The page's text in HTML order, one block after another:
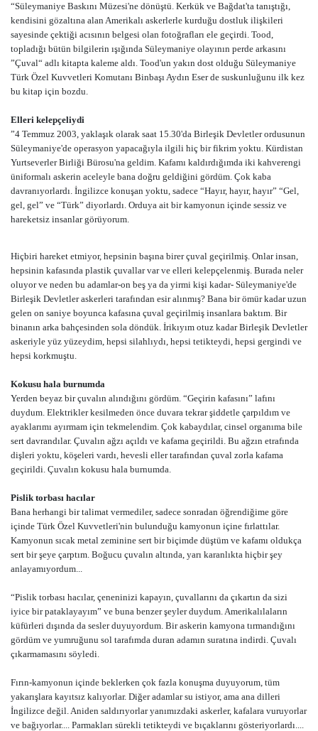
“Süleymaniye Baskını Müzesi'ne dönüştü. Kerkük ve Bağdat'ta tanıştığı,
kendisini gözaltına alan Amerikalı askerlerle kurduğu dostluk ilişkileri
sayesinde çektiği acısının belgesi olan fotoğrafları ele geçirdi. Tood,
topladığı bütün bilgilerin ışığında Süleymaniye olayının perde arkasını
”Çuval“ adlı kitapta kaleme aldı. Tood'un yakın dost olduğu Süleymaniye
Türk Özel Kuvvetleri Komutanı Binbaşı Aydın Eser de suskunluğunu ilk kez
bu kitap için bozdu.
Elleri kelepçeliydi
”4 Temmuz 2003, yaklaşık olarak saat 15.30'da Birleşik Devletler ordusunun
Süleymaniye'de operasyon yapacağıyla ilgili hiç bir fikrim yoktu. Kürdistan
Yurtseverler Birliği Bürosu'na geldim. Kafamı kaldırdığımda iki kahverengi
üniformalı askerin aceleyle bana doğru geldiğini gördüm. Çok kaba
davranıyorlardı. İngilizce konuşan yoktu, sadece “Hayır, hayır, hayır” “Gel,
gel, gel” ve “Türk” diyorlardı. Orduya ait bir kamyonun içinde sessiz ve
hareketsiz insanlar görüyorum.
Hiçbiri hareket etmiyor, hepsinin başına birer çuval geçirilmiş. Onlar insan,
hepsinin kafasında plastik çuvallar var ve elleri kelepçelenmiş. Burada neler
oluyor ve neden bu adamlar-on beş ya da yirmi kişi kadar- Süleymaniye'de
Birleşik Devletler askerleri tarafından esir alınmış? Bana bir ömür kadar uzun
gelen on saniye boyunca kafasına çuval geçirilmiş insanlara baktım. Bir
binanın arka bahçesinden sola döndük. İrikıyım otuz kadar Birleşik Devletler
askeriyle yüz yüzeydim, hepsi silahlıydı, hepsi tetikteydi, hepsi gergindi ve
hepsi korkmuştu.
Kokusu hala burnumda
Yerden beyaz bir çuvalın alındığını gördüm. “Geçirin kafasını” lafını
duydum. Elektrikler kesilmeden önce duvara tekrar şiddetle çarpıldım ve
ayaklarımı ayırmam için tekmelendim. Çok kabaydılar, cinsel organıma bile
sert davrandılar. Çuvalın ağzı açıldı ve kafama geçirildi. Bu ağzın etrafında
dişleri yoktu, köşeleri vardı, hevesli eller tarafından çuval zorla kafama
geçirildi. Çuvalın kokusu hala burnumda.
Pislik torbası hacılar
Bana herhangi bir talimat vermediler, sadece sonradan öğrendiğime göre
içinde Türk Özel Kuvvetleri'nin bulunduğu kamyonun içine fırlattılar.
Kamyonun sıcak metal zeminine sert bir biçimde düştüm ve kafamı oldukça
sert bir şeye çarptım. Boğucu çuvalın altında, yarı karanlıkta hiçbir şey
anlayamıyordum...
“Pislik torbası hacılar, çeneninizi kapayın, çuvallarını da çıkartın da sizi
iyice bir pataklayayım” ve buna benzer şeyler duydum. Amerikalılaların
küfürleri dışında da sesler duyuyordum. Bir askerin kamyona tırmandığını
gördüm ve yumruğunu sol tarafımda duran adamın suratına indirdi. Çuvalı
çıkarmamasını söyledi.
Fırın-kamyonun içinde beklerken çok fazla konuşma duyuyorum, tüm
yakarışlara kayıtsız kalıyorlar. Diğer adamlar su istiyor, ama ana dilleri
İngilizce değil. Aniden saldırıyorlar yanımızdaki askerler, kafalara vuruyorlar
ve bağıyorlar.... Parmakları sürekli tetikteydi ve bıçaklarını gösteriyorlardı....